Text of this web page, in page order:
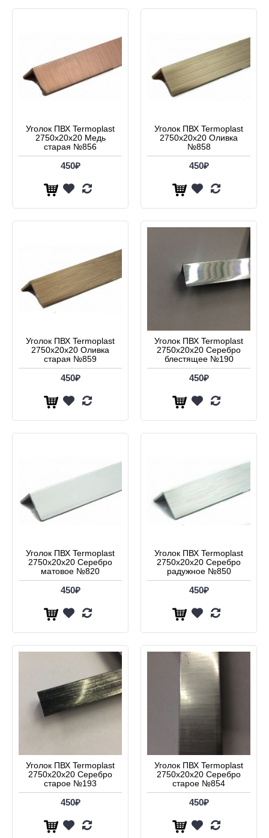
Уголок ПВХ Termoplast
2750х20х20 Медь
старая №856
450₽
Уголок ПВХ Termoplast
2750х20х20 Оливка
№858
450₽
Уголок ПВХ Termoplast
2750х20х20 Оливка
старая №859
450₽
Уголок ПВХ Termoplast
2750х20х20 Серебро
блестящее №190
450₽
Уголок ПВХ Termoplast
2750х20х20 Серебро
матовое №820
450₽
Уголок ПВХ Termoplast
2750х20х20 Серебро
радужное №850
450₽
Уголок ПВХ Termoplast
2750х20х20 Серебро
старое №193
450₽
Уголок ПВХ Termoplast
2750х20х20 Серебро
старое №854
450₽